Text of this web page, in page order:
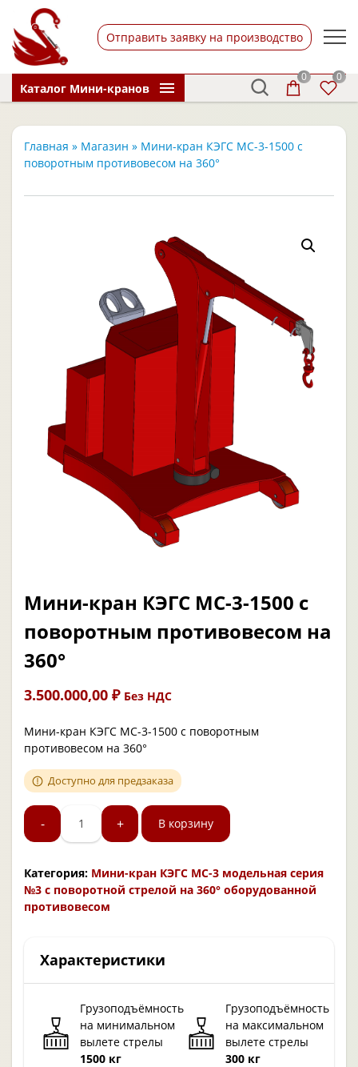
Отправить заявку на производство
Каталог Мини-кранов
0 0
Главная » Магазин » Мини-кран КЭГС МС-3-1500 с
поворотным противовесом на 360°
Мини-кран КЭГС МС-3-1500 с
поворотным противовесом на
360°
3.500.000,00 ₽ Без НДС
Мини-кран КЭГС МС-3-1500 с поворотным
противовесом на 360°
Доступно для предзаказа
- + В корзину
Категория: Мини-кран КЭГС МС-3 модельная серия
№3 с поворотной стрелой на 360° оборудованной
противовесом
Характеристики
Грузоподъёмность
на минимальном
вылете стрелы
1500 кг
Грузоподъёмность
на максимальном
вылете стрелы
300 кг